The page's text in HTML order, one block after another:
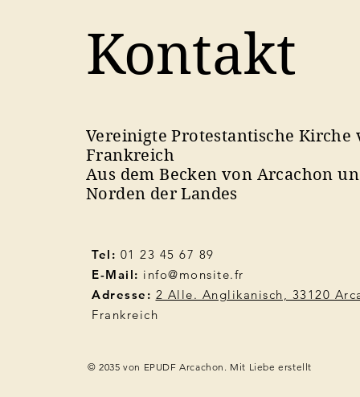
Kontakt
Vereinigte Protestantische Kirche
Frankreich
Aus dem Becken von Arcachon
Norden der Landes
Tel: 01 23 45 67 89
E-Mail: info@monsite.fr
Adresse: 2 Alle. Anglikanisch, 33120
Frankreich
© 2035 von EPUDF Arcachon. Mit Liebe erstellt